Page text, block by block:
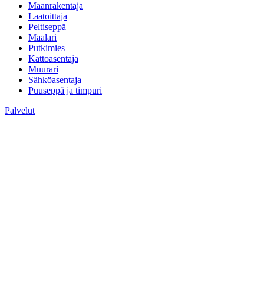
Maanrakentaja
Laatoittaja
Peltiseppä
Maalari
Putkimies
Kattoasentaja
Muurari
Sähköasentaja
Puuseppä ja timpuri
Palvelut